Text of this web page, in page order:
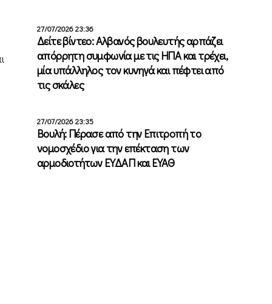
27/07/2026 23:36
Δείτε βίντεο: Αλβανός βουλευτής αρπάζει
απόρρητη συμφωνία με τις ΗΠΑ και τρέχει,
μία υπάλληλος τον κυνηγά και πέφτει από
τις σκάλες
27/07/2026 23:35
Βουλή: Πέρασε από την Επιτροπή το
νομοσχέδιο για την επέκταση των
αρμοδιοτήτων ΕΥΔΑΠ και ΕΥΑΘ